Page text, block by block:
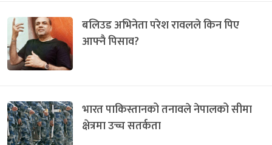
बलिउड अभिनेता परेश रावलले किन पिए
आफ्नै पिसाव?
भारत पाकिस्तानको तनावले नेपालको सीमा
क्षेत्रमा उच्च सतर्कता